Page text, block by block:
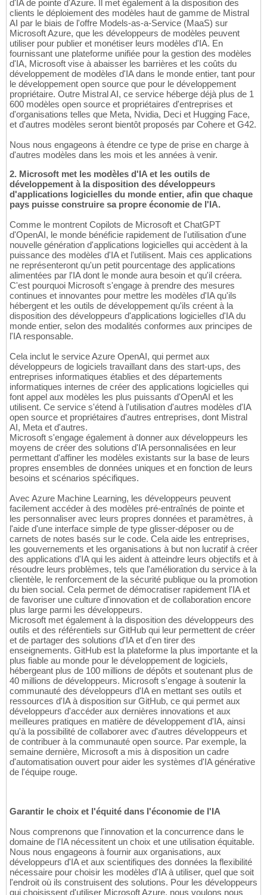
d'IA de pointe d'Azure. Il met également à la disposition des
clients le déploiement des modèles haut de gamme de Mistral
AI par le biais de l'offre Models-as-a-Service (MaaS) sur
Microsoft Azure, que les développeurs de modèles peuvent
utiliser pour publier et monétiser leurs modèles d'IA. En
fournissant une plateforme unifiée pour la gestion des modèles
d'IA, Microsoft vise à abaisser les barrières et les coûts du
développement de modèles d'IA dans le monde entier, tant pour
le développement open source que pour le développement
propriétaire. Outre Mistral AI, ce service héberge déjà plus de 1
600 modèles open source et propriétaires d'entreprises et
d'organisations telles que Meta, Nvidia, Deci et Hugging Face,
et d'autres modèles seront bientôt proposés par Cohere et G42.
Nous nous engageons à étendre ce type de prise en charge à
d'autres modèles dans les mois et les années à venir.
2. Microsoft met les modèles d'IA et les outils de
développement à la disposition des développeurs
d'applications logicielles du monde entier, afin que chaque
pays puisse construire sa propre économie de l'IA.
Comme le montrent Copilots de Microsoft et ChatGPT
d'OpenAI, le monde bénéficie rapidement de l'utilisation d'une
nouvelle génération d'applications logicielles qui accèdent à la
puissance des modèles d'IA et l'utilisent. Mais ces applications
ne représenteront qu'un petit pourcentage des applications
alimentées par l'IA dont le monde aura besoin et qu'il créera.
C'est pourquoi Microsoft s'engage à prendre des mesures
continues et innovantes pour mettre les modèles d'IA qu'ils
hébergent et les outils de développement qu'ils créent à la
disposition des développeurs d'applications logicielles d'IA du
monde entier, selon des modalités conformes aux principes de
l'IA responsable.
Cela inclut le service Azure OpenAI, qui permet aux
développeurs de logiciels travaillant dans des start-ups, des
entreprises informatiques établies et des départements
informatiques internes de créer des applications logicielles qui
font appel aux modèles les plus puissants d'OpenAI et les
utilisent. Ce service s'étend à l'utilisation d'autres modèles d'IA
open source et propriétaires d'autres entreprises, dont Mistral
AI, Meta et d'autres.
Microsoft s'engage également à donner aux développeurs les
moyens de créer des solutions d'IA personnalisées en leur
permettant d'affiner les modèles existants sur la base de leurs
propres ensembles de données uniques et en fonction de leurs
besoins et scénarios spécifiques.
Avec Azure Machine Learning, les développeurs peuvent
facilement accéder à des modèles pré-entraînés de pointe et
les personnaliser avec leurs propres données et paramètres, à
l'aide d'une interface simple de type glisser-déposer ou de
carnets de notes basés sur le code. Cela aide les entreprises,
les gouvernements et les organisations à but non lucratif à créer
des applications d'IA qui les aident à atteindre leurs objectifs et à
résoudre leurs problèmes, tels que l'amélioration du service à la
clientèle, le renforcement de la sécurité publique ou la promotion
du bien social. Cela permet de démocratiser rapidement l'IA et
de favoriser une culture d'innovation et de collaboration encore
plus large parmi les développeurs.
Microsoft met également à la disposition des développeurs des
outils et des référentiels sur GitHub qui leur permettent de créer
et de partager des solutions d'IA et d'en tirer des
enseignements. GitHub est la plateforme la plus importante et la
plus fiable au monde pour le développement de logiciels,
hébergeant plus de 100 millions de dépôts et soutenant plus de
40 millions de développeurs. Microsoft s'engage à soutenir la
communauté des développeurs d'IA en mettant ses outils et
ressources d'IA à disposition sur GitHub, ce qui permet aux
développeurs d'accéder aux dernières innovations et aux
meilleures pratiques en matière de développement d'IA, ainsi
qu'à la possibilité de collaborer avec d'autres développeurs et
de contribuer à la communauté open source. Par exemple, la
semaine dernière, Microsoft a mis à disposition un cadre
d'automatisation ouvert pour aider les systèmes d'IA générative
de l'équipe rouge.
Garantir le choix et l'équité dans l'économie de l'IA
Nous comprenons que l'innovation et la concurrence dans le
domaine de l'IA nécessitent un choix et une utilisation équitable.
Nous nous engageons à fournir aux organisations, aux
développeurs d'IA et aux scientifiques des données la flexibilité
nécessaire pour choisir les modèles d'IA à utiliser, quel que soit
l'endroit où ils construisent des solutions. Pour les développeurs
qui choisissent d'utiliser Microsoft Azure, nous voulons nous